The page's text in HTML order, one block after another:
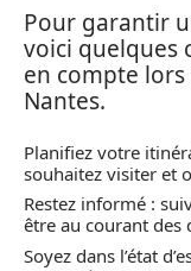
Pour garantir
voici quelques
en compte
Nantes.
Planifiez votre
souhaitez visiter et
Restez informé :
être au courant des
Soyez dans l’état